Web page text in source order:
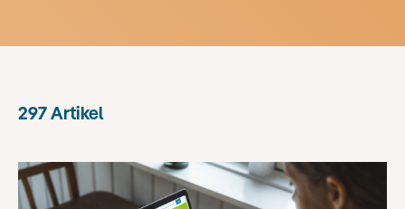
297Artikel